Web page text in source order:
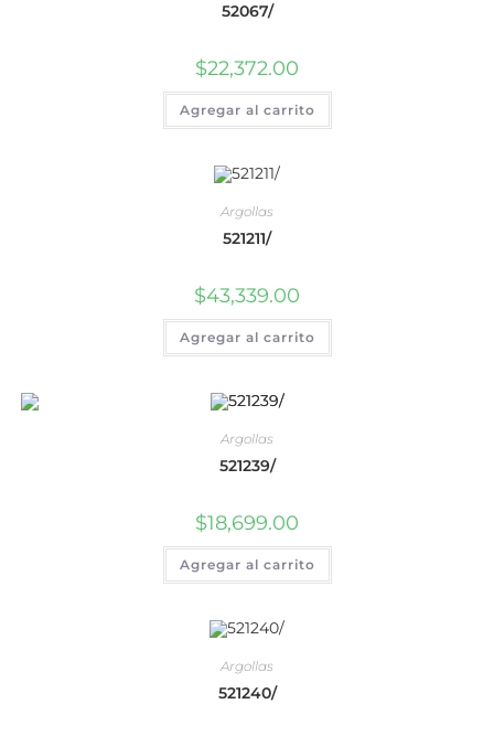
52067/
$22,372.00
Agregar al carrito
Argollas
521211/
$43,339.00
Agregar al carrito
Argollas
521239/
$18,699.00
Agregar al carrito
Argollas
521240/